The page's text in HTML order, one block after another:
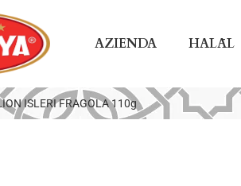
AZIENDA HALĀL
ISLERI FRAGOLA 110g